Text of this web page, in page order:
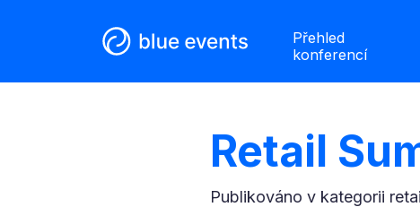
Přehled
konferencí
Retail
Publikováno v kategorii